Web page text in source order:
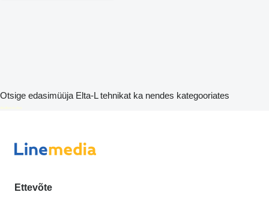
Otsige edasimüüja Elta-L tehnikat ka nendes kategooriates
disallow-in-dsa
Ettevõte